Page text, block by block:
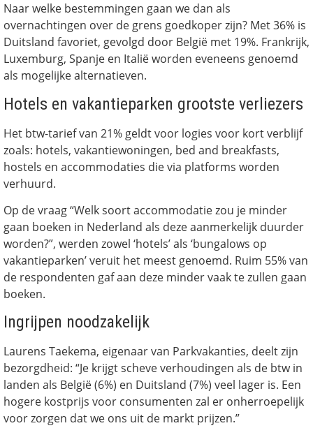
Naar welke bestemmingen gaan we dan als
overnachtingen over de grens goedkoper zijn? Met 36% is
Duitsland favoriet, gevolgd door België met 19%. Frankrijk,
Luxemburg, Spanje en Italië worden eveneens genoemd
als mogelijke alternatieven.
Hotels en vakantieparken grootste verliezers
Het btw-tarief van 21% geldt voor logies voor kort verblijf
zoals: hotels, vakantiewoningen, bed and breakfasts,
hostels en accommodaties die via platforms worden
verhuurd.
Op de vraag “Welk soort accommodatie zou je minder
gaan boeken in Nederland als deze aanmerkelijk duurder
worden?”, werden zowel ‘hotels’ als ‘bungalows op
vakantieparken’ veruit het meest genoemd. Ruim 55% van
de respondenten gaf aan deze minder vaak te zullen gaan
boeken.
Ingrijpen noodzakelijk
Laurens Taekema, eigenaar van Parkvakanties, deelt zijn
bezorgdheid: “Je krijgt scheve verhoudingen als de btw in
landen als België (6%) en Duitsland (7%) veel lager is. Een
hogere kostprijs voor consumenten zal er onherroepelijk
voor zorgen dat we ons uit de markt prijzen.”